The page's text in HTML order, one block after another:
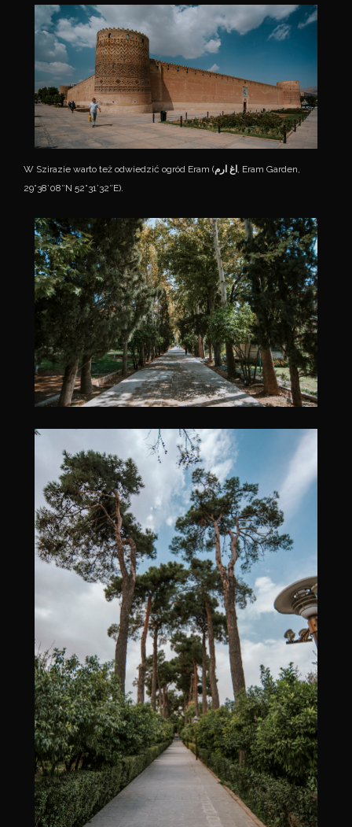
W Szirazie warto też odwiedzić ogród Eram (اغ ارم , Eram Garden,
29°38’08″N 52°31’32″E).